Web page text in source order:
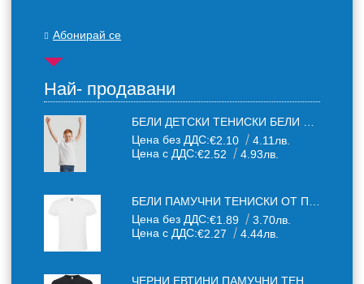
Абонирай се
Най- продавани
Цена без ДДС:€2.10
4.11лв.
Цена с ДДС:€2.52 4.93лв.
Цена без ДДС:€1.89
3.70лв.
Цена с ДДС:€2.27 4.44лв.